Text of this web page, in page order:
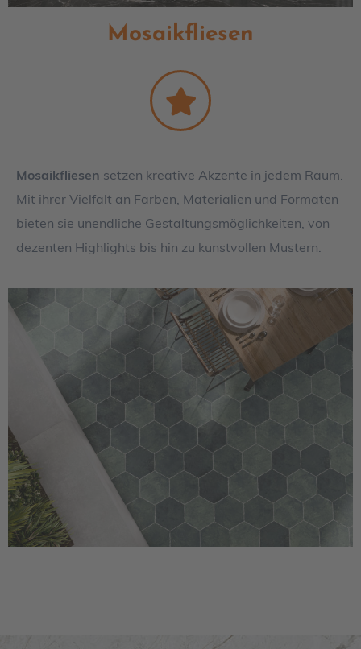
Mosaikfliesen
Mosaikfliesen setzen kreative Akzente in jedem Raum.
Mit ihrer Vielfalt an Farben, Materialien und Formaten
bieten sie unendliche Gestaltungsmöglichkeiten, von
dezenten Highlights bis hin zu kunstvollen Mustern.